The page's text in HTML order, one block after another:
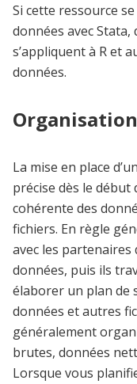
Si cette ressource
données avec
s’appliquent à R et
données.
La mise en place
précise dès le début
cohérente des
fichiers. En règle
avec les partenaires
données, puis ils
élaborer un plan de
données et autres
généralement
brutes, données
Lorsque vous